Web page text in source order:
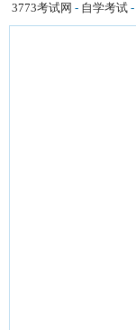
3773考试网 - 自学考试 -